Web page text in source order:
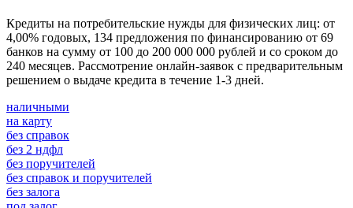
Кредиты на потребительские нужды для физических лиц: от
4,00% годовых, 134 предложения по финансированию от 69
банков на сумму от 100 до 200 000 000 рублей и со сроком до
240 месяцев. Рассмотрение онлайн-заявок с предварительным
решением о выдаче кредита в течение 1-3 дней.
наличными
на карту
без справок
без 2 ндфл
без поручителей
без справок и поручителей
без залога